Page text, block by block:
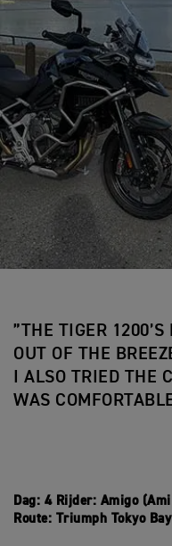
”THE TIGER
OUT OF THE
I ALSO TRIED THE
WAS
Dag: 4 Rijder: Amigo
Route: Triumph Tokyo